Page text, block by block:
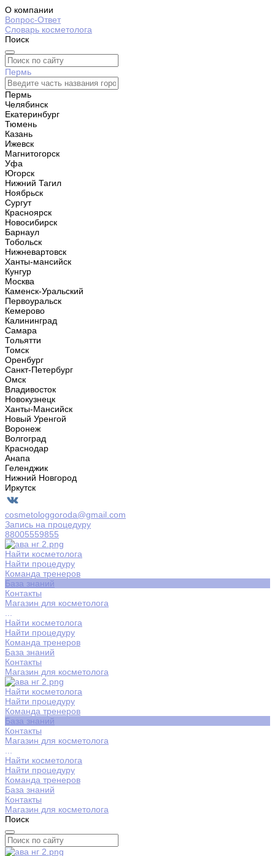
О компании
Вопрос-Ответ
Словарь косметолога
Поиск
Пермь
Пермь
Челябинск
Екатеринбург
Тюмень
Казань
Ижевск
Магнитогорск
Уфа
Югорск
Нижний Тагил
Ноябрьск
Сургут
Красноярск
Новосибирск
Барнаул
Тобольск
Нижневартовск
Ханты-мансийск
Кунгур
Москва
Каменск-Уральский
Первоуральск
Кемерово
Калининград
Самара
Тольятти
Томск
Оренбург
Санкт-Петербург
Омск
Владивосток
Новокузнецк
Ханты-Мансийск
Новый Уренгой
Воронеж
Волгоград
Краснодар
Анапа
Геленджик
Нижний Новгород
Иркутск
cosmetologgoroda@gmail.com
Запись на процедуру
88005559855
Найти косметолога
Найти процедуру
Команда тренеров
База знаний
Контакты
Магазин для косметолога
Найти косметолога
Найти процедуру
Команда тренеров
База знаний
Контакты
Магазин для косметолога
Найти косметолога
Найти процедуру
Команда тренеров
База знаний
Контакты
Магазин для косметолога
Найти косметолога
Найти процедуру
Команда тренеров
База знаний
Контакты
Магазин для косметолога
Поиск